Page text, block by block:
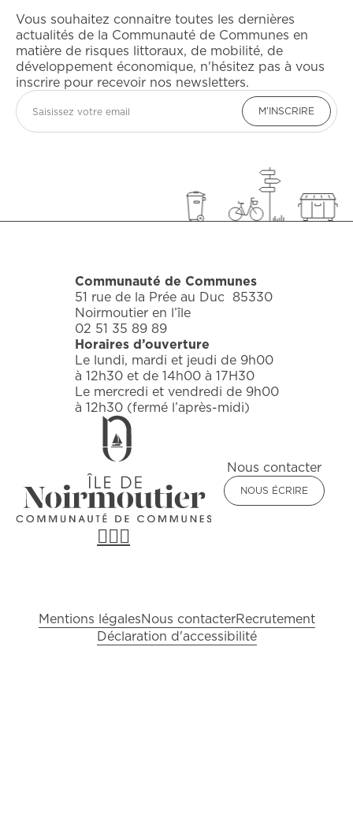
Vous souhaitez connaitre toutes les dernières
actualités de la Communauté de Communes en
matière de risques littoraux, de mobilité, de
développement économique, n'hésitez pas à vous
inscrire pour recevoir nos newsletters.
Email
M’INSCRIRE
Communauté de Communes
51 rue de la Prée au Duc 85330
Noirmoutier en l’île
02 51 35 89 89
Horaires d’ouverture
Le lundi, mardi et jeudi de 9h00
à 12h30 et de 14h00 à 17H30
Le mercredi et vendredi de 9h00
à 12h30 (fermé l’après-midi)
Nous contacter
NOUS ÉCRIRE
Pied de page
Mentions légalesNous contacterRecrutement
Déclaration d'accessibilité